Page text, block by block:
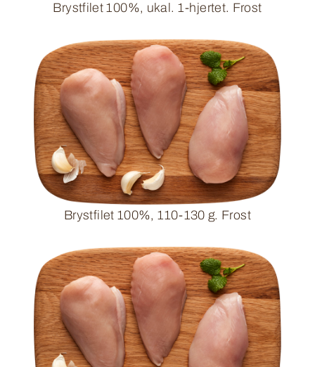
Brystfilet 100%, ukal. 1-hjertet. Frost
Brystfilet 100%, 110-130 g. Frost